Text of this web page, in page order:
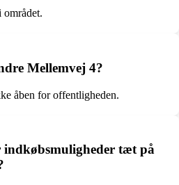
området.
Mellemvej 4?
åben for offentligheden.
tæt på